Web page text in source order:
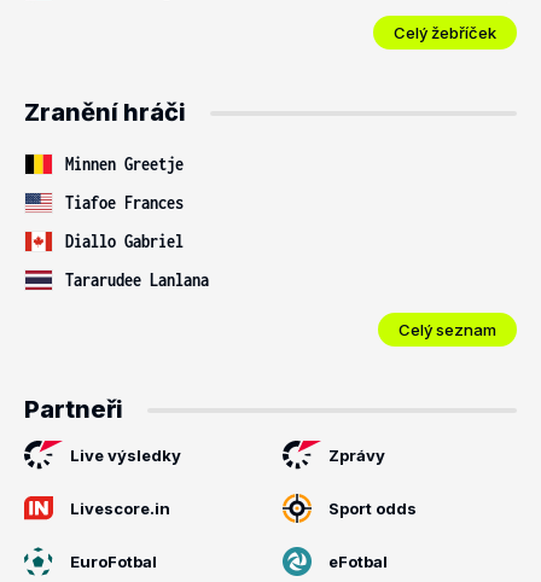
Celý žebříček
Zranění hráči
Minnen Greetje
Tiafoe Frances
Diallo Gabriel
Tararudee Lanlana
Celý seznam
Partneři
Live výsledky Zprávy
Livescore.in Sport odds
EuroFotbal eFotbal